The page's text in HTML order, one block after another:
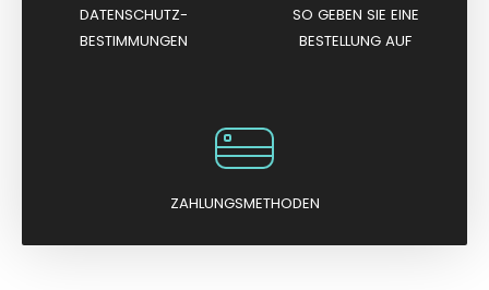
DATENSCHUTZ-
BESTIMMUNGEN
SO GEBEN SIE EINE
BESTELLUNG AUF
ZAHLUNGSMETHODEN